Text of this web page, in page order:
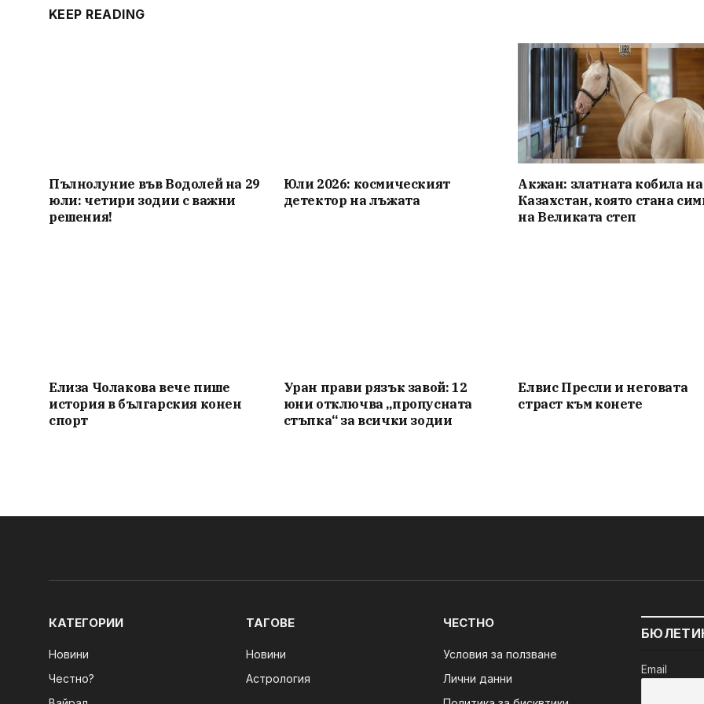
KEEP READING
Пълнолуние във Водолей на 29
юли: четири зодии с важни
решения!
Юли 2026: космическият
детектор на лъжата
Акжан: златната кобила на
Казахстан, която стана
на Великата степ
Елиза Чолакова вече пише
история в българския конен
спорт
Уран прави рязък завой: 12
юни отключва „пропусната
стъпка“ за всички зодии
Елвис Пресли и неговата
страст към конете
КАТЕГОРИИ
Новини
Честно?
ТАГОВЕ
Новини
Астрология
ЧЕСТНО
Условия за ползване
Лични данни
Email